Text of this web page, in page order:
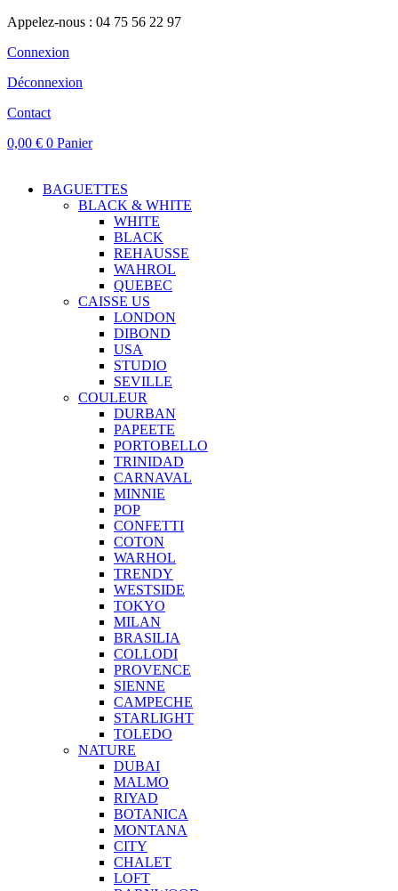
Appelez-nous : 04 75 56 22 97
Connexion
Déconnexion
Contact
0,00 € 0 Panier
BAGUETTES
BLACK & WHITE
WHITE
BLACK
REHAUSSE
WAHROL
QUEBEC
CAISSE US
LONDON
DIBOND
USA
STUDIO
SEVILLE
COULEUR
DURBAN
PAPEETE
PORTOBELLO
TRINIDAD
CARNAVAL
MINNIE
POP
CONFETTI
COTON
WARHOL
TRENDY
WESTSIDE
TOKYO
MILAN
BRASILIA
COLLODI
PROVENCE
SIENNE
CAMPECHE
STARLIGHT
TOLEDO
NATURE
DUBAI
MALMO
RIYAD
BOTANICA
MONTANA
CITY
CHALET
LOFT